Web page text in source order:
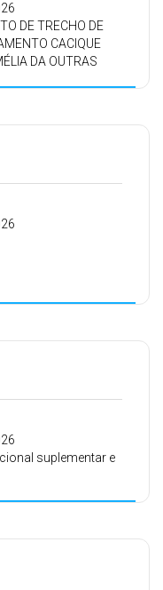
DE TRECHO DE
CACIQUE
DA OUTRAS
suplementar e